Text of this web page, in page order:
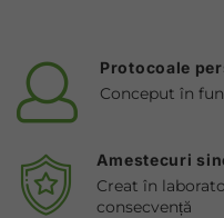
Protocoale
Conceput în
Amestecuri
Creat în
consecvență